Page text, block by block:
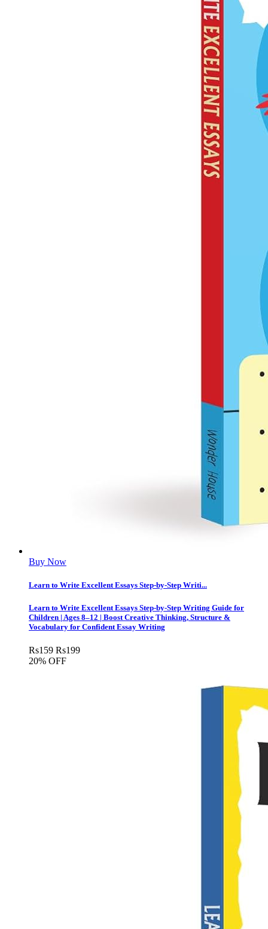
Buy Now
Learn to Write Excellent Essays Step-by-Step Writi...
Learn to Write Excellent Essays Step-by-Step Writing Guide for
Children | Ages 8–12 | Boost Creative Thinking, Structure &
Vocabulary for Confident Essay Writing
Rs159 Rs199
20% OFF